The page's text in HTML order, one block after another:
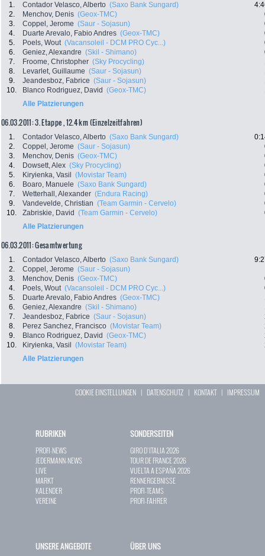
1. Contador Velasco, Alberto (Saxo Bank Sungard)
2.
Menchov, Denis (Geox-TMC)
3.
Coppel, Jerome (Saur - Sojasun)
4.
Duarte Arevalo, Fabio Andres (Geox-TMC)
5.
Poels, Wout (Vacansoleil - DCM PRO Cyc...)
6.
Geniez, Alexandre (Skil - Shimano)
7.
Froome, Christopher (Sky Procycling)
8.
Levarlet, Guillaume (Saur - Sojasun)
9.
Jeandesboz, Fabrice (Saur - Sojasun)
10.
Blanco Rodriguez, David (Geox-TMC)
Alle Platzierungen
06.03.2011: 3. Etappe , 12.4 km (Einzelzeitfahren)
1. Contador Velasco, Alberto (Saxo Bank Sungard)
2.
Coppel, Jerome (Saur - Sojasun)
3.
Menchov, Denis (Geox-TMC)
4.
Dowsett, Alex (Sky Procycling)
5.
Kiryienka, Vasil (Movistar Team)
6.
Boaro, Manuele (Saxo Bank Sungard)
7.
Wetterhall, Alexander (Endura Racing)
9.
Vandevelde, Christian (Team Garmin - Cervelo)
10.
Zabriskie, David (Team Garmin - Cervelo)
Alle Platzierungen
06.03.2011: Gesamtwertung
1. Contador Velasco, Alberto (Saxo Bank Sungard)
2.
Coppel, Jerome (Saur - Sojasun)
3.
Menchov, Denis (Geox-TMC)
4.
Poels, Wout (Vacansoleil - DCM PRO Cyc...)
5.
Duarte Arevalo, Fabio Andres (Geox-TMC)
6.
Geniez, Alexandre (Skil - Shimano)
7.
Jeandesboz, Fabrice (Saur - Sojasun)
8.
Perez Sanchez, Francisco (Movistar Team)
9.
Blanco Rodriguez, David (Geox-TMC)
10.
Kiryienka, Vasil (Movistar Team)
Alle Platzierungen
COOKIE EINSTELLUNGEN | DATENSCHUTZ | KONTAKT| IMPRESSUM
RUBRIKEN
PROFI-NEWS
JEDERMANN-NEWS
LIVE
MARKT
KALENDER
VEREINE
SONDERSEITEN
GIRO D`ITALIA 2026
TOUR DE FRANCE 2026
VUELTA A ESPAÑA 2026
RENNERGEBNISSE
PROFI-TEAMS
PROFI-FAHRER
UNSERE ANGEBOTE ÜBER UNS